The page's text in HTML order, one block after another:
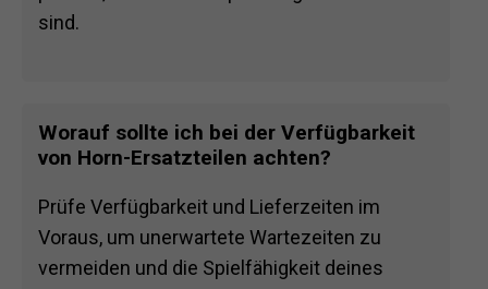
sind.
Worauf sollte ich bei der Verfügbarkeit
von Horn-Ersatzteilen achten?
Prüfe Verfügbarkeit und Lieferzeiten im
Voraus, um unerwartete Wartezeiten zu
vermeiden und die Spielfähigkeit deines